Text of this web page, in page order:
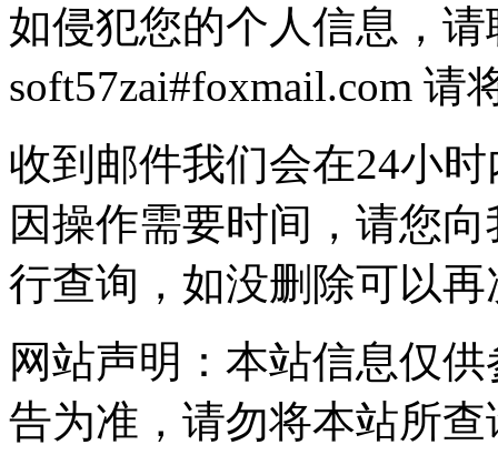
如侵犯您的个人信息，
soft57zai#foxmail.com 请
收到邮件我们会在24小
因操作需要时间，请您
行查询，如没删除可以
网站声明：本站信息仅
告为准，请勿将本站所